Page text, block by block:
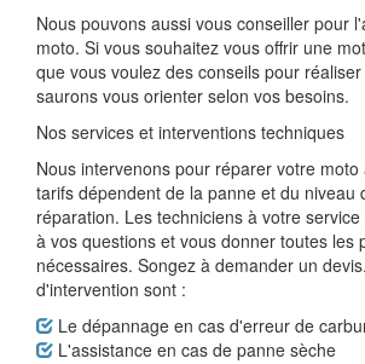
Nous pouvons aussi vous conseiller pour
moto. Si vous souhaitez vous offrir une
que vous voulez des conseils pour
saurons vous orienter selon vos besoins.
Nos services et interventions techniques
Nous intervenons pour réparer votre
tarifs dépendent de la panne et du niveau
réparation. Les techniciens à votre
à vos questions et vous donner toutes les
nécessaires. Songez à demander un
d'intervention sont :
Le dépannage en cas d'erreur de
L'assistance en cas de panne sèche